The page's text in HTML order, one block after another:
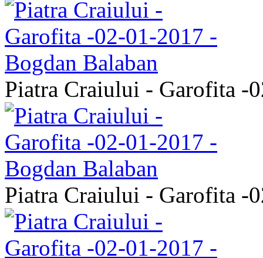
Piatra Craiului - Garofita -
Piatra Craiului - Garofita -